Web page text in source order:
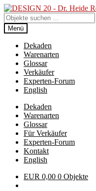
Zur
Navigation
springen
Zum
Inhalt
springen
Suchen
nach:
Menü
Dekaden
Warenarten
Glossar
Verkäufer
Experten-Forum
English
Dekaden
Warenarten
Glossar
Für Verkäufer
Experten-Forum
Kontakt
English
EUR 0,00 0 Objekte